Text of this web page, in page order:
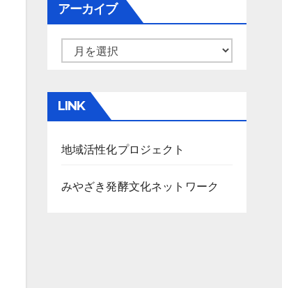
アーカイブ
カ
イ
LINK
地域活性化プロジェクト
みやざき発酵文化ネットワーク